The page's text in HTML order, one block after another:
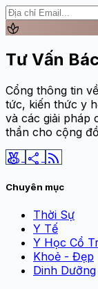
spa
Tư Vấn
Cổng thông tin
tức, kiến thức y
và các giải pháp
thần cho cộng
social_leaderboard share rss_feed
Chuyên mục
Thời Sự
Y Tế
Y Học Cổ
Khoẻ - Đẹp
Dinh Dưỡng